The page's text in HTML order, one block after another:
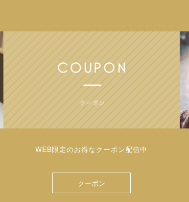
WEB限定のお得なクーポン配信中
クーポン